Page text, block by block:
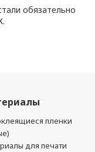
обязательно
пленки
для печати